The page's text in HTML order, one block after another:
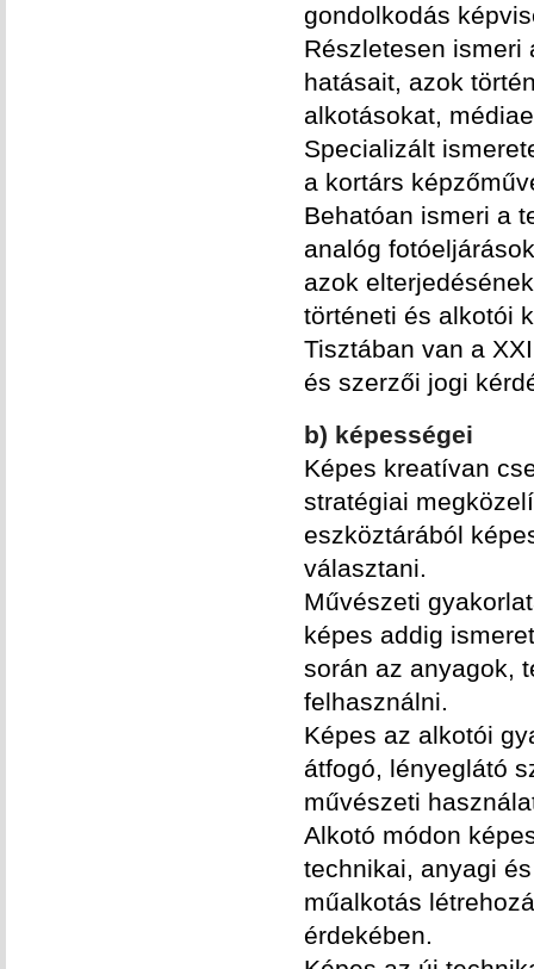
gondolkodás
Részletesen ismeri
hatásait, azok
alkotásokat,
Specializált
a kortárs
Behatóan ismeri a
analóg
azok
történeti és alkotói
Tisztában van a
és szerzői jogi
b) képességei
Képes kreatívan
stratégiai
eszköztárából
választani.
Művészeti
képes addig
során az anyagok,
felhasználni.
Képes az alkotói
átfogó, lényeglátó
művészeti
Alkotó módon
technikai, anyagi
műalkotás
érdekében.